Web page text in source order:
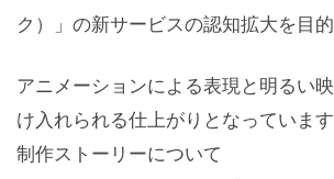
ク）」の新サービスの認知拡大を目的
アニメーションによる表現と明るい
け入れられる仕上がりとなっています
制作ストーリーについて